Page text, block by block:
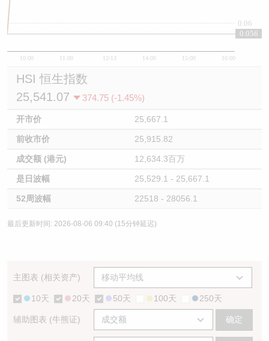
10:00 11:00 12/13 14:00 15:00 16:00
0.06
0.056
HSI 恒生指数
25,541.07
374.75 (-1.45%)
开市价 25,667.1
前收市价 25,915.82
成交额 (港元) 12,634.3百万
是日波幅 25,529.1 - 25,667.1
52周波幅 22518 - 28056.1
最后更新时间: 2026-08-06 09:40 (15分钟延迟)
主图表 (相关资产)
10天 20天 50天 100天 250天
辅助图表 (牛熊证) 确定